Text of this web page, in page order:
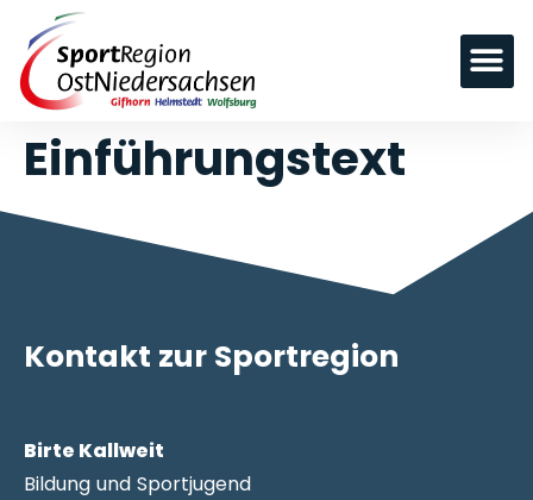
Einführungstext
Kontakt zur Sportregion
Birte Kallweit
Bildung und Sportjugend